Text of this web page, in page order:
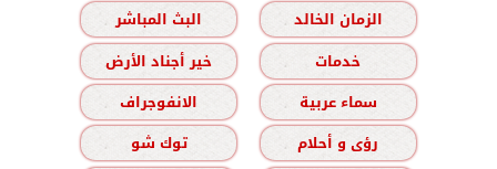
الزمان الخالد
البث المباشر
خدمات
خير أجناد الأرض
سماء عربية
الانفوجراف
رؤى و أحلام
توك شو